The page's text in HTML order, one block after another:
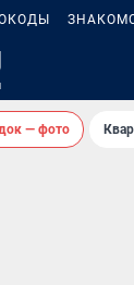
— фото